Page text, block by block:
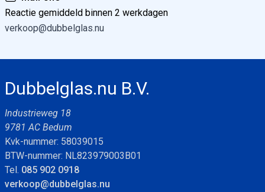
Reactie gemiddeld binnen 2 werkdagen
verkoop@dubbelglas.nu
Dubbelglas.nu B.V.
Industrieweg 18
9781 AC Bedum
Kvk-nummer: 58039015
BTW-nummer: NL823979003B01
Tel. 085 902 0918
verkoop@dubbelglas.nu